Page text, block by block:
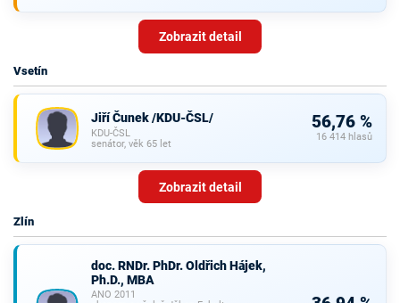
Zobrazit detail
Vsetín
Jiří Čunek /KDU-ČSL/
KDU-ČSL
senátor, věk 65 let
56,76 %
16 414 hlasů
Zobrazit detail
Zlín
doc. RNDr. PhDr. Oldřich Hájek,
Ph.D., MBA
ANO 2011